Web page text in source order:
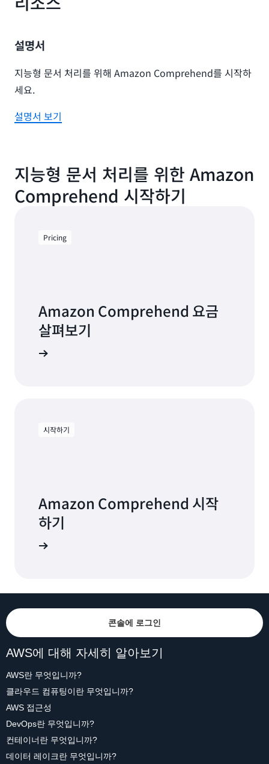
설명서
지능형 문서 처리를 위해 Amazon Comprehend를 시작하
세요.
설명서 보기
지능형 문서 처리를 위한 Amazon
Comprehend 시작하기
Pricing
Amazon Comprehend 요금
살펴보기
시작하기
Amazon Comprehend 시작
하기
콘솔에 로그인
AWS에 대해 자세히 알아보기
AWS란 무엇입니까?
클라우드 컴퓨팅이란 무엇입니까?
AWS 접근성
DevOps란 무엇입니까?
컨테이너란 무엇입니까?
데이터 레이크란 무엇입니까?